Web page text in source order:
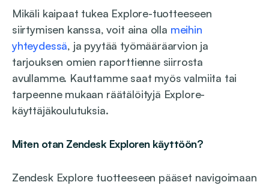
Mikäli kaipaat tukea Explore-tuotteeseen
siirtymisen kanssa, voit aina olla meihin
yhteydessä, ja pyytää työmääräarvion ja
tarjouksen omien raporttienne siirrosta
avullamme. Kauttamme saat myös valmiita tai
tarpeenne mukaan räätälöityjä Explore-
käyttäjäkoulutuksia.
Miten otan Zendesk Exploren käyttöön?
Zendesk Explore tuotteeseen pääset navigoimaan